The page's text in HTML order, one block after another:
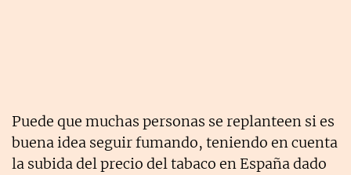
Puede que muchas personas se replanteen si es
buena idea seguir fumando, teniendo en cuenta
la subida del precio del tabaco en España dado